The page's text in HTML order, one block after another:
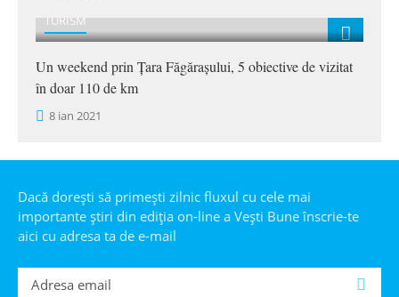
TURISM
Un weekend prin Țara Făgărașului, 5 obiective de vizitat
în doar 110 de km
8 ian 2021
Dacă dorești să primești zilnic fluxul cu cele mai
importante știri din ediția on-line a Veşti Bune înscrie-te
aici cu adresa ta de e-mail